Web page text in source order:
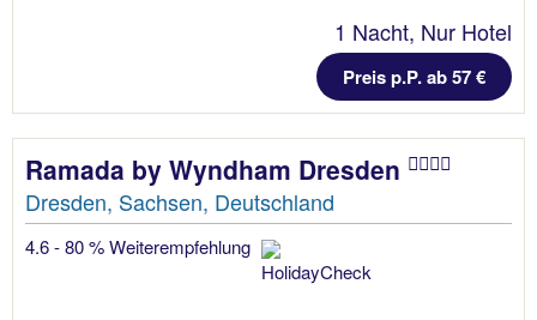
1 Nacht, Nur Hotel
Preis p.P. ab 57 €
Ramada by Wyndham Dresden
Dresden, Sachsen, Deutschland
4.6 - 80 % Weiterempfehlung